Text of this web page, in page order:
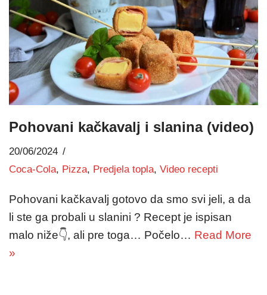
Pohovani kačkavalj i slanina (video)
20/06/2024
Coca-Cola, Pizza, Predjela topla, Video recepti
Pohovani kačkavalj gotovo da smo svi jeli, a da
li ste ga probali u slanini ? Recept je ispisan
malo niže👇, ali pre toga… Počelo… Read More
»